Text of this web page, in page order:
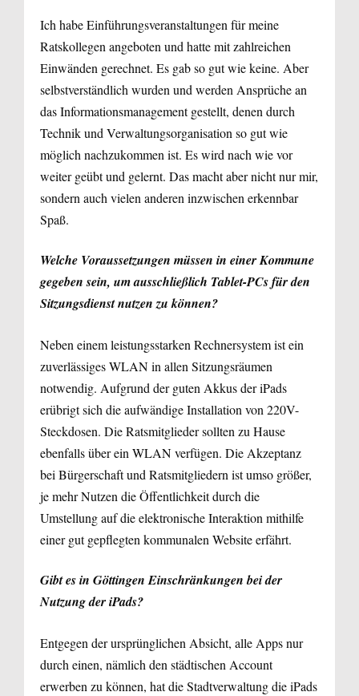
Ich habe Einführungsveranstaltungen für meine
Ratskollegen angeboten und hatte mit zahlreichen
Einwänden gerechnet. Es gab so gut wie keine. Aber
selbstverständlich wurden und werden Ansprüche an
das Informationsmanagement gestellt, denen durch
Technik und Verwaltungsorganisation so gut wie
möglich nachzukommen ist. Es wird nach wie vor
weiter geübt und gelernt. Das macht aber nicht nur mir,
sondern auch vielen anderen inzwischen erkennbar
Spaß.
Welche Voraussetzungen müssen in einer Kommune
gegeben sein, um ausschließlich Tablet-PCs für den
Sitzungsdienst nutzen zu können?
Neben einem leistungsstarken Rechnersystem ist ein
zuverlässiges WLAN in allen Sitzungsräumen
notwendig. Aufgrund der guten Akkus der iPads
erübrigt sich die aufwändige Installation von 220V-
Steckdosen. Die Ratsmitglieder sollten zu Hause
ebenfalls über ein WLAN verfügen. Die Akzeptanz
bei Bürgerschaft und Ratsmitgliedern ist umso größer,
je mehr Nutzen die Öffentlichkeit durch die
Umstellung auf die elektronische Interaktion mithilfe
einer gut gepflegten kommunalen Website erfährt.
Gibt es in Göttingen Einschränkungen bei der
Nutzung der iPads?
Entgegen der ursprünglichen Absicht, alle Apps nur
durch einen, nämlich den städtischen Account
erwerben zu können, hat die Stadtverwaltung die iPads